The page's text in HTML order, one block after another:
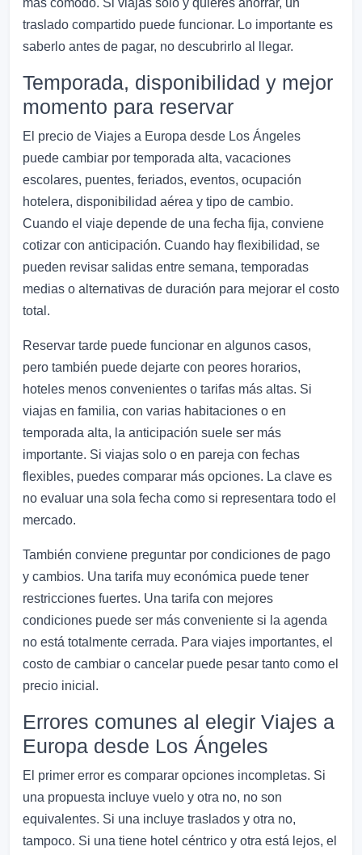
más cómodo. Si viajas solo y quieres ahorrar, un
traslado compartido puede funcionar. Lo importante es
saberlo antes de pagar, no descubrirlo al llegar.
Temporada, disponibilidad y mejor
momento para reservar
El precio de Viajes a Europa desde Los Ángeles
puede cambiar por temporada alta, vacaciones
escolares, puentes, feriados, eventos, ocupación
hotelera, disponibilidad aérea y tipo de cambio.
Cuando el viaje depende de una fecha fija, conviene
cotizar con anticipación. Cuando hay flexibilidad, se
pueden revisar salidas entre semana, temporadas
medias o alternativas de duración para mejorar el costo
total.
Reservar tarde puede funcionar en algunos casos,
pero también puede dejarte con peores horarios,
hoteles menos convenientes o tarifas más altas. Si
viajas en familia, con varias habitaciones o en
temporada alta, la anticipación suele ser más
importante. Si viajas solo o en pareja con fechas
flexibles, puedes comparar más opciones. La clave es
no evaluar una sola fecha como si representara todo el
mercado.
También conviene preguntar por condiciones de pago
y cambios. Una tarifa muy económica puede tener
restricciones fuertes. Una tarifa con mejores
condiciones puede ser más conveniente si la agenda
no está totalmente cerrada. Para viajes importantes, el
costo de cambiar o cancelar puede pesar tanto como el
precio inicial.
Errores comunes al elegir Viajes a
Europa desde Los Ángeles
El primer error es comparar opciones incompletas. Si
una propuesta incluye vuelo y otra no, no son
equivalentes. Si una incluye traslados y otra no,
tampoco. Si una tiene hotel céntrico y otra está lejos, el